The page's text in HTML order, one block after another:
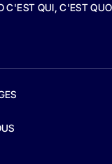
C'EST QUI, C'EST